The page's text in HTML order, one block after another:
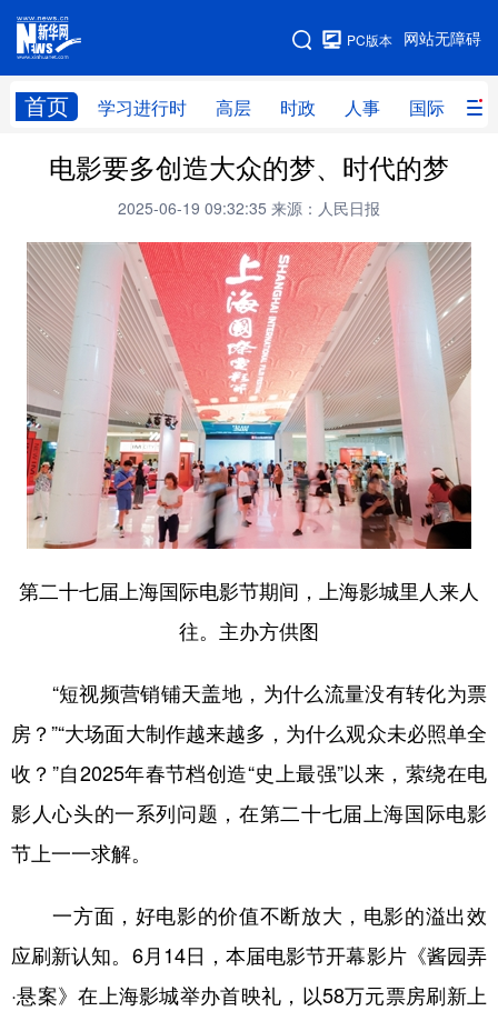
网站无障碍
PC版本
首页 学习进行时 高层 时政 人事 国际 财
网站地图
学习进行时 高层 时政 人事
财经 网评
台湾 思客智库 全球连线 教育
科技 科创 量子 体育
文化 书画 健康
访谈 视频 图片
法律 中央文件
食品 人居 信息化 数字经济
学术中国 乡村振兴 银龄 溯源中国
城市 旅游 能源 会展
娱乐 时尚
一带一路
文化产业
地方频道
北京
辽宁 吉林 上海 江苏
浙江 安徽 福建 江西
山东 河南 湖北 湖南
电影要多创造大众的梦、时代的梦
2025-06-19 09:32:35 来源：人民日报
第二十七届上海国际电影节期间，上海影城里人来人
往。主办方供图
“短视频营销铺天盖地，为什么流量没有转化为票
房？”“大场面大制作越来越多，为什么观众未必照单全
收？”自2025年春节档创造“史上最强”以来，萦绕在电
影人心头的一系列问题，在第二十七届上海国际电影
节上一一求解。
一方面，好电影的价值不断放大，电影的溢出效
应刷新认知。6月14日，本届电影节开幕影片《酱园弄
·悬案》在上海影城举办首映礼，以58万元票房刷新上